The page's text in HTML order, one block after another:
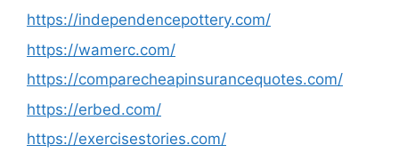
https://independencepottery.com/
https://wamerc.com/
https://comparecheapinsurancequotes.com/
https://erbed.com/
https://exercisestories.com/